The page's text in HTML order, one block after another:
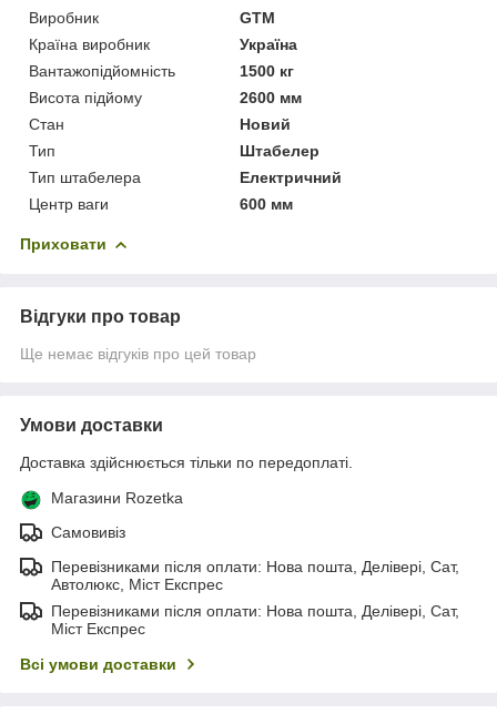
Виробник
GTM
Країна виробник
Україна
Вантажопідйомність
1500 кг
Висота підйому
2600 мм
Стан
Новий
Тип
Штабелер
Тип штабелера
Електричний
Центр ваги
600 мм
Приховати
Відгуки про товар
Ще немає відгуків про цей товар
Умови доставки
Доставка здійснюється тільки по передоплаті.
Магазини Rozetka
Самовивіз
Перевізниками після оплати: Нова пошта, Делівері, Сат,
Автолюкс, Міст Експрес
Перевізниками після оплати: Нова пошта, Делівері, Сат,
Міст Експрес
Всі умови доставки